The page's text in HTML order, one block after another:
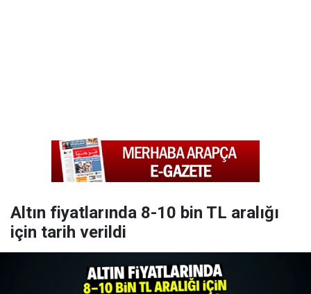
Altın fiyatlarında 8-10 bin TL aralığı
için tarih verildi